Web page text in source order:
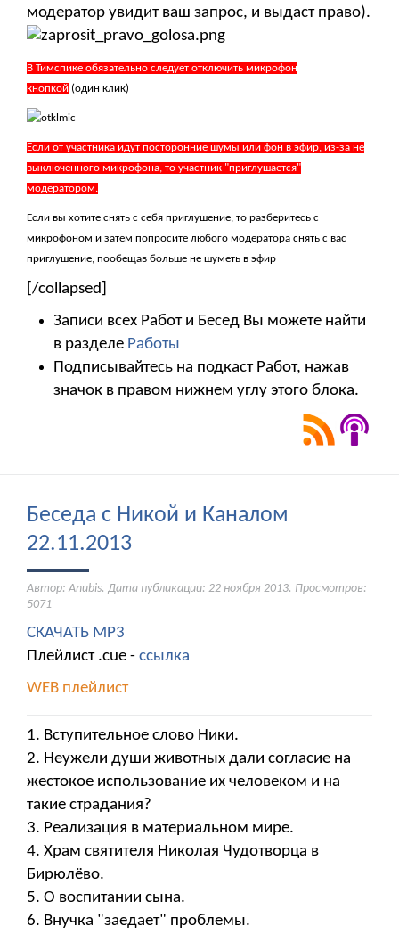
модератор увидит ваш запрос, и выдаст право).
В Тимспике обязательно следует отключить микрофон
кнопкой (один клик)
Если от участника идут посторонние шумы или фон в эфир, из-за не
выключенного микрофона, то участник "приглушается"
модератором.
Если вы хотите снять с себя приглушение, то разберитесь с
микрофоном и затем попросите любого модератора снять с вас
приглушение, пообещав больше не шуметь в эфир
[/collapsed]
Записи всех Работ и Бесед Вы можете найти
в разделе Работы
Подписывайтесь на подкаст Работ, нажав
значок в правом нижнем углу этого блока.
Беседа с Никой и Каналом
22.11.2013
Автор: Anubis. Дата публикации: 22 ноября 2013. Просмотров:
5071
СКАЧАТЬ МР3
Плейлист .cue - ссылка
WEB плейлист
1. Вступительное слово Ники.
2. Неужели души животных дали согласие на
жестокое использование их человеком и на
такие страдания?
3. Реализация в материальном мире.
4. Храм святителя Николая Чудотворца в
Бирюлёво.
5. О воспитании сына.
6. Внучка "заедает" проблемы.